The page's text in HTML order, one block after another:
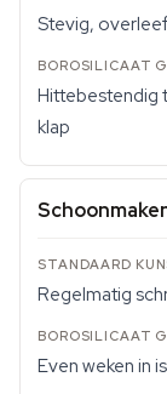
Stevig,
Hittebestendig
klap
Regelmatig
Even weken in